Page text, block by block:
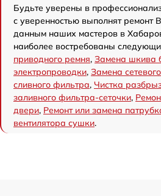
Будьте уверены в
с уверенностью выполнят ремонт
данным наших мастеров в
наиболее востребованы
приводного ремня, Замена шкива
электропроводки, Замена
сливного фильтра, Чистка
заливного фильтра-сеточки,
двери, Ремонт или замена
вентилятора сушки.